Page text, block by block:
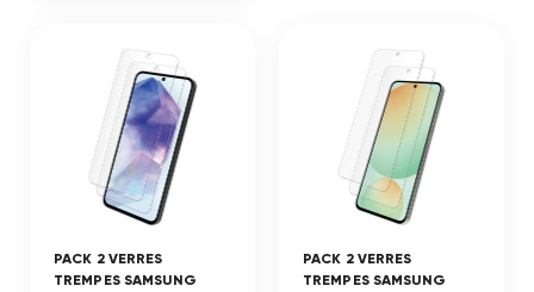
PACK 2 VERRES
TREMPES SAMSUNG
PACK 2 VERRES
TREMPES SAMSUNG